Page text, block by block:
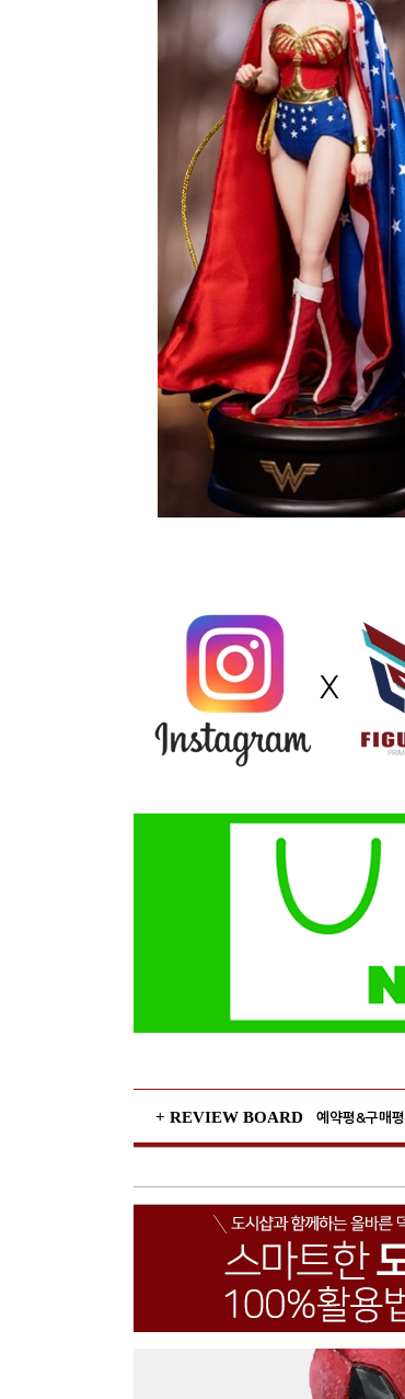
+ REVIEW BOARD 예약평&구매평